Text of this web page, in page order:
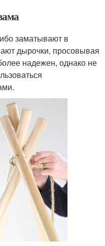
заматывают в
дырочки, просовывая
надежен, однако не